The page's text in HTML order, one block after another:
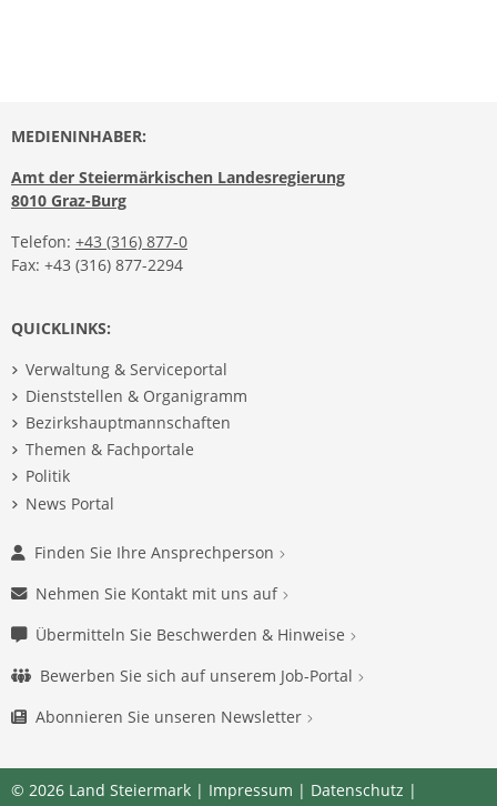
MEDIENINHABER:
Amt der Steiermärkischen Landesregierung
8010 Graz-Burg
Telefon: +43 (316) 877-0
Fax: +43 (316) 877-2294
QUICKLINKS:
Verwaltung & Serviceportal
Dienststellen & Organigramm
Bezirkshauptmannschaften
Themen & Fachportale
Politik
News Portal
Finden Sie Ihre Ansprechperson
Nehmen Sie Kontakt mit uns auf
Übermitteln Sie Beschwerden & Hinweise
Bewerben Sie sich auf unserem Job-Portal
Abonnieren Sie unseren Newsletter
© 2026 Land Steiermark | Impressum | Datenschutz |